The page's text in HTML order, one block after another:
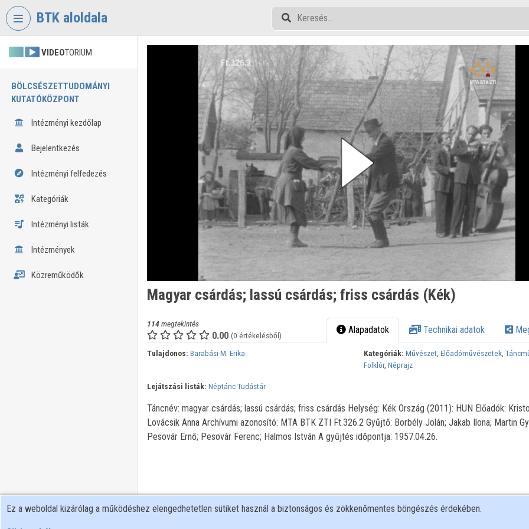
Fejléc kihagyása
BTK aloldala
VIDEOTORIUM
BÖLCSÉSZETTUDOMÁNYI
KUTATÓKÖZPONT
Intézményi kezdőlap
Bejelentkezés
Intézményi felfedezés
Kategóriák
Intézményi listák
Intézmények
Közreműködők
Magyar csárdás; lassú csárdás; friss csárdás (Kék)
114megtekintés
0.00 (0 értékelésből) Alapadatok Technikai adatok
Tulajdonos: Barabási-M. Erika Kategóriák: Művészet,Előadóművészetek,
Folklór,Néprajz
Lejátszási listák: Néptánc Tudástár
Táncnév: magyar csárdás; lassú csárdás; friss csárdás Helység: Kék Ország (2011): HUN Előadók:
Lovácsik Anna Archívumi azonosító: MTA BTK ZTI Ft.326.2 Gyűjtő: Borbély Jolán; Jakab Ilona; Martin
Pesovár Ernő; Pesovár Ferenc; Halmos István A gyűjtés időpontja: 1957.04.26.
Ez a weboldal kizárólag a működéshez elengedhetetlen sütiket használ a biztonságos és zökkenőmentes böngészés érdekében.